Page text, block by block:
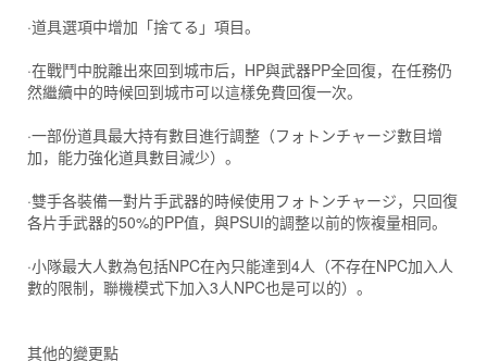
·道具選項中增加「捨てる」項目。
·在戰鬥中脫離出來回到城市后，HP與武器PP全回復，在任務仍
然繼續中的時候回到城市可以這樣免費回復一次。
·一部份道具最大持有數目進行調整（フォトンチャージ數目增
加，能力強化道具數目減少）。
·雙手各裝備一對片手武器的時候使用フォトンチャージ，只回復
各片手武器的50%的PP值，與PSUI的調整以前的恢複量相同。
·小隊最大人數為包括NPC在內只能達到4人（不存在NPC加入人
數的限制，聯機模式下加入3人NPC也是可以的）。
其他的變更點